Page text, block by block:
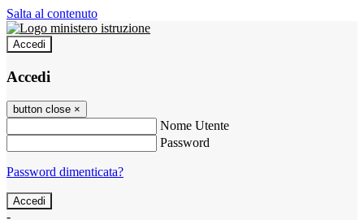
Salta al contenuto
Accedi
Accedi
button close ×
Nome Utente
Password
Password dimenticata?
-